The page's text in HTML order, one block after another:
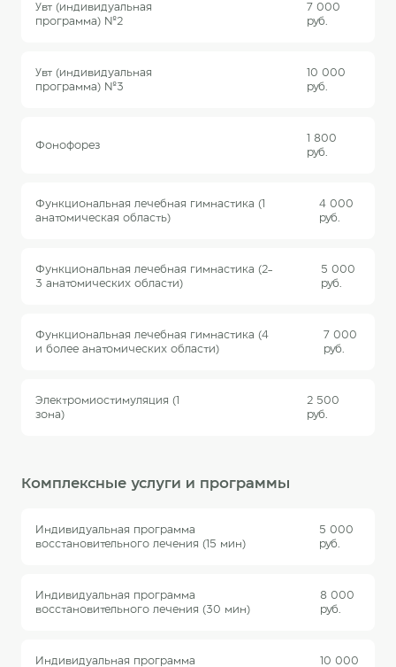
Увт (индивидуальная
программа) №2
7 000
руб.
Увт (индивидуальная
программа) №3
10 000
руб.
Фонофорез
1 800
руб.
Функциональная лечебная гимнастика (1
анатомическая область)
4 000
руб.
Функциональная лечебная гимнастика (2-
3 анатомических области)
5 000
руб.
Функциональная лечебная гимнастика (4
и более анатомических области)
7 000
руб.
Электромиостимуляция (1
зона)
2 500
руб.
Комплексные услуги и программы
Индивидуальная программа
восстановительного лечения (15 мин)
5 000
руб.
Индивидуальная программа
восстановительного лечения (30 мин)
8 000
руб.
Индивидуальная программа
10 000